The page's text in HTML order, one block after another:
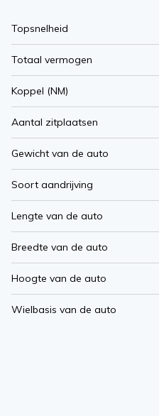
Topsnelheid
Totaal vermogen
Koppel (NM)
Aantal zitplaatsen
Gewicht van de auto
Soort aandrijving
Lengte van de auto
Breedte van de auto
Hoogte van de auto
Wielbasis van de auto